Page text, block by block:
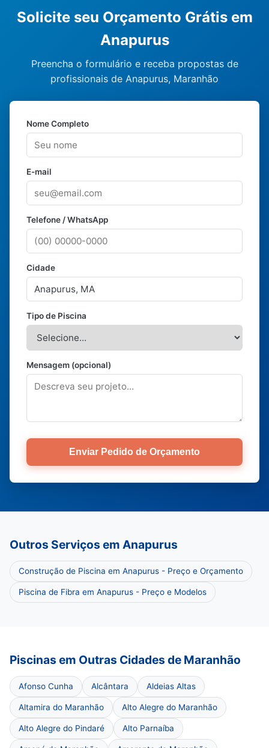
Solicite seu Orçamento Grátis em
Anapurus
Preencha o formulário e receba propostas de
profissionais de Anapurus, Maranhão
Nome Completo
E-mail
Telefone / WhatsApp
Cidade
Tipo de Piscina
Mensagem (opcional)
Enviar Pedido de Orçamento
Outros Serviços em Anapurus
Construção de Piscina em Anapurus - Preço e Orçamento
Piscina de Fibra em Anapurus - Preço e Modelos
Piscinas em Outras Cidades de Maranhão
Afonso Cunha Alcântara Aldeias Altas
Altamira do Maranhão Alto Alegre do Maranhão
Alto Alegre do Pindaré Alto Parnaíba